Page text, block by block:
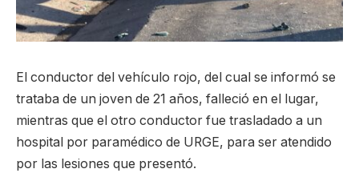
El conductor del vehículo rojo, del cual se informó se
trataba de un joven de 21 años, falleció en el lugar,
mientras que el otro conductor fue trasladado a un
hospital por paramédico de URGE, para ser atendido
por las lesiones que presentó.